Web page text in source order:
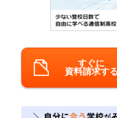
すぐに
資料請求する